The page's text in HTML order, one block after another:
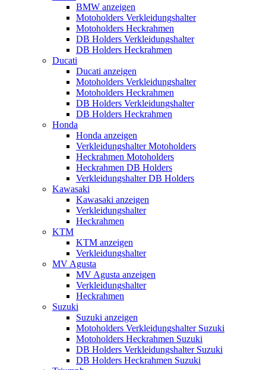
BMW anzeigen
Motoholders Verkleidungshalter
Motoholders Heckrahmen
DB Holders Verkleidungshalter
DB Holders Heckrahmen
Ducati
Ducati anzeigen
Motoholders Verkleidungshalter
Motoholders Heckrahmen
DB Holders Verkleidungshalter
DB Holders Heckrahmen
Honda
Honda anzeigen
Verkleidungshalter Motoholders
Heckrahmen Motoholders
Heckrahmen DB Holders
Verkleidungshalter DB Holders
Kawasaki
Kawasaki anzeigen
Verkleidungshalter
Heckrahmen
KTM
KTM anzeigen
Verkleidungshalter
MV Agusta
MV Agusta anzeigen
Verkleidungshalter
Heckrahmen
Suzuki
Suzuki anzeigen
Motoholders Verkleidungshalter Suzuki
Motoholders Heckrahmen Suzuki
DB Holders Verkleidungshalter Suzuki
DB Holders Heckrahmen Suzuki